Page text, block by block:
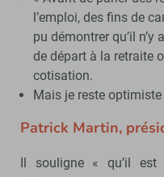
l’emploi, des fins de
pu démontrer qu’il n’y
de départ à la retraite
cotisation.
Mais je reste
Patrick Martin,
Il souligne « qu’il est